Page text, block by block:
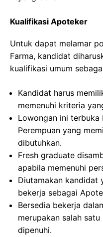
Kualifikasi Apoteker
Untuk dapat melamar
Farma, kandidat
kualifikasi umum
Kandidat harus
memenuhi kriteria
Lowongan ini
Perempuan yang
dibutuhkan.
Fresh graduate
apabila memenuhi
Diutamakan kandidat
bekerja sebagai
Bersedia bekerja
merupakan salah
dipenuhi.